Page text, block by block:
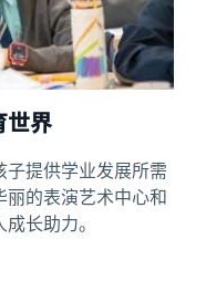
世界
提供学业发展所需
的表演艺术中心和
长助力。